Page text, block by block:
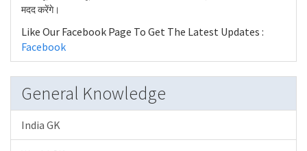
मदद करेंगे।
Like Our Facebook Page To Get The Latest Updates :
Facebook
General Knowledge
India GK